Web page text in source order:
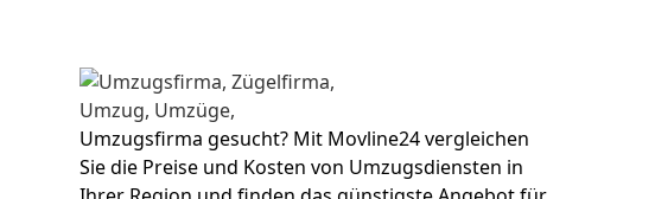
Umzugsfirma gesucht? Mit Movline24 vergleichen
Sie die Preise und Kosten von Umzugsdiensten in